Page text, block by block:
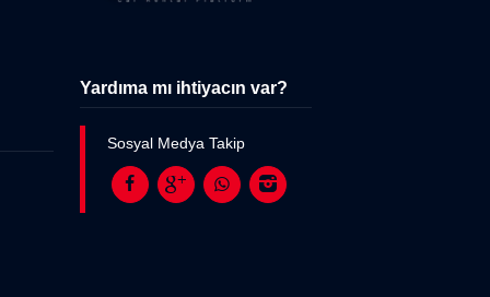
Yardıma mı ihtiyacın var?
Sosyal Medya Takip